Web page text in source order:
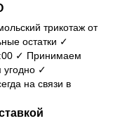
трикотаж от
остатки ✓
✓ Принимаем
угодно ✓
на связи в